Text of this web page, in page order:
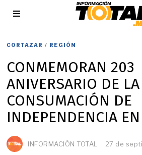
CORTAZAR / REGIÓN
CONMEMORAN 203
ANIVERSARIO DE LA
CONSUMACIÓN DE
INDEPENDENCIA EN
INFORMACIÓN TOTAL 27 de